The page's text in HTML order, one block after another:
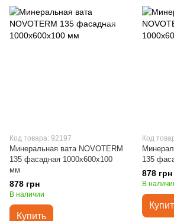
Код товара: 92197
Минеральная вата NOVOTERM
135 фасадная 1000х600х100
мм
878 грн
В наличии
Купить
Код
135
878 грн
В